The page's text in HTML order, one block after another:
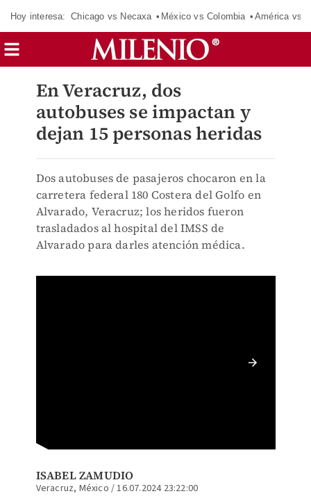
Hoy interesa: Chicago vs Necaxa México vs Colombia América vs
En Veracruz, dos
autobuses se impactan y
dejan 15 personas heridas
Dos autobuses de pasajeros chocaron en la
carretera federal 180 Costera del Golfo en
Alvarado, Veracruz; los heridos fueron
trasladados al hospital del IMSS de
Alvarado para darles atención médica.
ISABEL ZAMUDIO
Veracruz, México /16.07.2024 23:22:00